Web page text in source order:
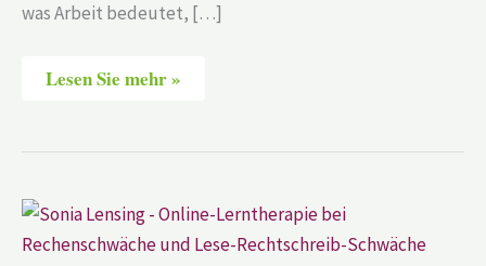
was Arbeit bedeutet, […]
Lesen Sie mehr »
Sonia
Lensing
–